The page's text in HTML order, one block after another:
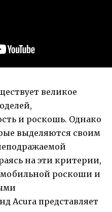
великое
и роскошь. Однако
выделяются своим
на эти критерии,
роскоши и
Acura представляет